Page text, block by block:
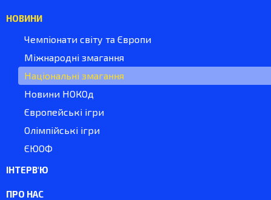
НОВИНИ
Чемпіонати світу та Європи
Міжнародні змагання
Національні змагання
Новини НОКОд
Європейські ігри
Олімпійські ігри
ЄЮОФ
ІНТЕРВ'Ю
ПРО НАС